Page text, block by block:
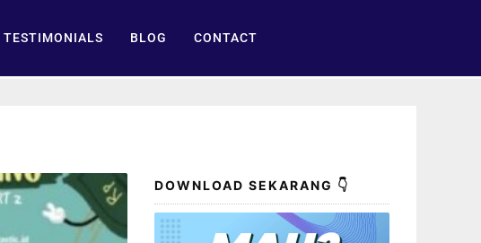
TESTIMONIALS BLOG CONTACT
DOWNLOAD SEKARANG 👇